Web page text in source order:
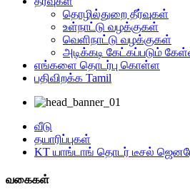
தொழில்துறை தீர்வுகள்
உள்நாட்டு வழக்குகள்
வெளிநாட்டு வழக்குகள்
அடிக்கடி கேட்கப்படும்
எங்களை தொடர்பு கொள்ள
பதிவிறக்க Tamil
வீடு
தயாரிப்புகள்
KT யாங்டாங் தொடர் டீசல்
வகைகள்